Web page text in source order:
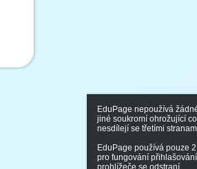
EduPage nepoužívá
jiné soukromí ohrožující
nesdílejí se třetími
EduPage používá pouze
pro fungování
prohlížeče se odstraní.